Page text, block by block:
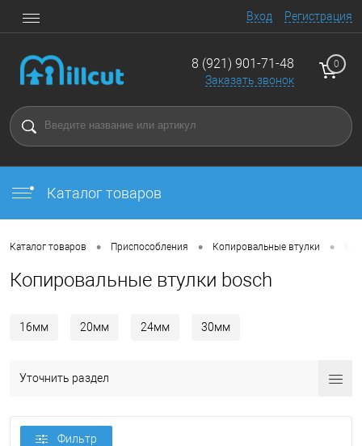
Вход Регистрация
8 (921) 901-71-48
Заказать звонок
0
Каталог товаров
Каталог товаров • Приспособления • Копировальные втулки •
Копировальные втулки bosch
16мм 20мм 24мм 30мм
Уточнить раздел
Фильтр